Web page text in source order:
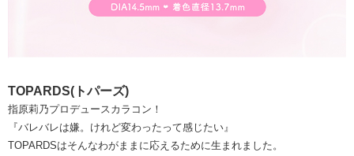
TOPARDS(トパーズ)
指原莉乃プロデュースカラコン！
『バレバレは嫌。けれど変わったって感じたい』
TOPARDSはそんなわがままに応えるために生まれました。